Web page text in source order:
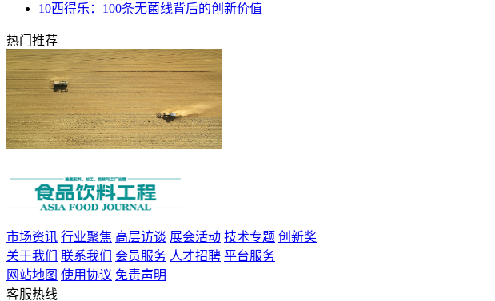
10西得乐：100条无菌线背后的创新价值
热门推荐
市场资讯 行业聚焦 高层访谈 展会活动 技术专题 创新奖
关于我们
联系我们 会员服务 人才招聘 平台服务
网站地图 使用协议 免责声明
客服热线